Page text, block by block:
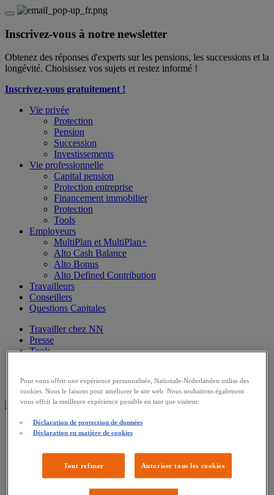
Inscrivez-vous à notre newsletter
Obtenez des réponses d'experts sur les pensions, les successions et la
longévité. Choisissez vos sujets et restez informé !
Inscrivez-vous gratuitement !
Vie privée
Protection
Pension
Succession
Investissements
Vie professionnelle
Capital pension
Protection entreprise
Financement immobilier
Protection
Tools
Employeurs
MultiPlan et MultiPlan+
Alto Cash Balance
Alto Bonus
Alto Defined Contribution
Travailleurs
Conseillers
Questions Capitales
Travailler chez NN
Presse
Tools
A propos de NN
Travailler chez NN
Presse
Service & Contact
A propos de NN
Pour vous offrir une expérience personnalisée, Nationale-Nederlanden utilise des
cookies. Nous le faisons pour améliorer le site web. Nous souhaitons également
vous offrir la meilleure expérience possible en tant que visiteur.
Déclaration de protection de données
Déclaration en matière de cookies
Tout refuser Autoriser tous les cookies